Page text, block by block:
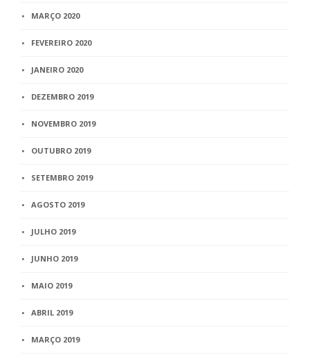
MARÇO 2020
FEVEREIRO 2020
JANEIRO 2020
DEZEMBRO 2019
NOVEMBRO 2019
OUTUBRO 2019
SETEMBRO 2019
AGOSTO 2019
JULHO 2019
JUNHO 2019
MAIO 2019
ABRIL 2019
MARÇO 2019